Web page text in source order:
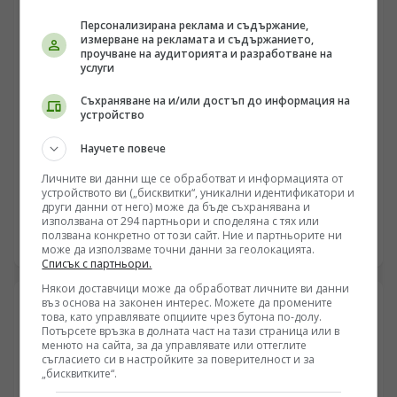
идентичност, миграционните процеси, перспективите
пред България и необходимостта страната да води
политика, насочена към собственото си развитие и
поставя въпроси с дългосрочно значение за Европа и
България.
Румен Петков и Георги Стамболиев обсъдиха с
посланика на Русия честванията на Шипченската
епопея и осъдиха медийните лъжи за събитията в
храм „Св. Неделя“
/Поглед.инфо/ Председателят на ПП АБВ Румен Петков
и Георги Стамболиев проведоха среща с извънредния
и пълномощен посланик на Руската федерация в
България Н. Пр. Елеонора Митрофанова. Основен
акцент в разговора бяха предстоящите чествания на
боевете при Шипка, които ще се проведат на 21
август. Беше подчертана необходимостта паметта за
подвига на българските опълченци и руските войни
да бъде съхранявана и предавана на следващите
поколения като важна част от българската
историческа памет.
04.08.2026 07:15
Персонализирана реклама и съдържание,
измерване на рекламата и съдържанието,
проучване на аудиторията и разработване на
услуги
Съхраняване на и/или достъп до информация на
устройство
Научете повече
Личните ви данни ще се обработват и информацията от
устройството ви („бисквитки“, уникални идентификатори и
други данни от него) може да бъде съхранявана и
използвана от 294 партньори и споделяна с тях или
ползвана конкретно от този сайт. Ние и партньорите ни
може да използваме точни данни за геолокацията.
Списък с партньори.
Някои доставчици може да обработват личните ви данни
въз основа на законен интерес. Можете да промените
това, като управлявате опциите чрез бутона по-долу.
Потърсете връзка в долната част на тази страница или в
менюто на сайта, за да управлявате или оттеглите
съгласието си в настройките за поверителност и за
„бисквитките“.